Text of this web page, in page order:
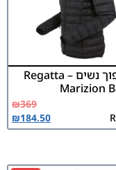
מעיל פוך נשים Regatta –
Marizion
₪369
₪184.50